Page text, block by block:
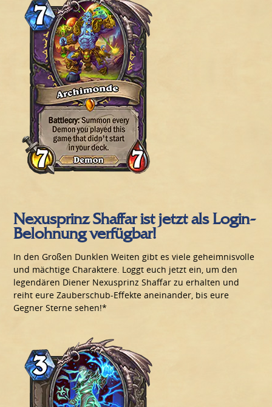
Nexusprinz Shaffar ist jetzt als Login-
Belohnung verfügbar!
In den Großen Dunklen Weiten gibt es viele geheimnisvolle
und mächtige Charaktere. Loggt euch jetzt ein, um den
legendären Diener Nexusprinz Shaffar zu erhalten und
reiht eure Zauberschub-Effekte aneinander, bis eure
Gegner Sterne sehen!*